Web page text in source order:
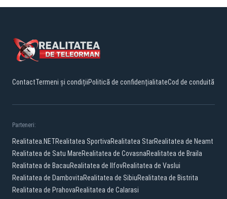
ContactTermeni și condițiiPolitică de confidențialitateCod de conduită
Parteneri:
Realitatea.NETRealitatea SportivaRealitatea StarRealitatea de Neamt
Realitatea de Satu MareRealitatea de CovasnaRealitatea de Braila
Realitatea de BacauRealitatea de IlfovRealitatea de Vaslui
Realitatea de DambovitaRealitatea de SibiuRealitatea de Bistrita
Realitatea de PrahovaRealitatea de Calarasi